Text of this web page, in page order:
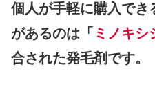
個人が手軽に購入で
があるのは「 ミノキシ
合された発毛剤です。